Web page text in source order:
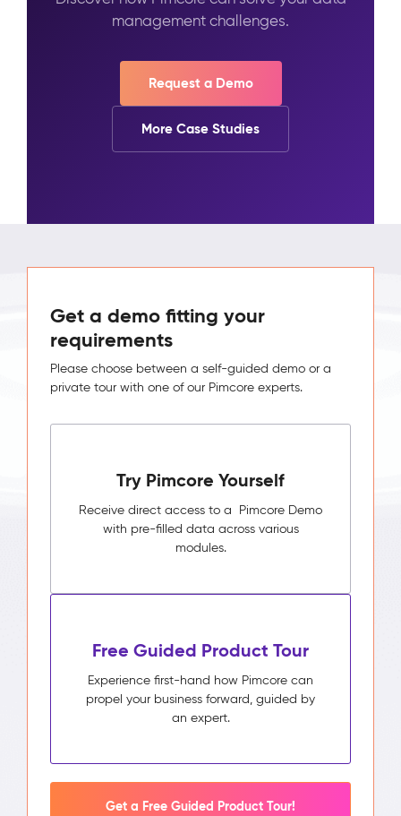
management challenges.
Request a Demo
More Case Studies
Get a demo fitting your
requirements
Please choose between a self-guided demo or a
private tour with one of our Pimcore experts.
Try Pimcore Yourself
Receive direct access to a Pimcore Demo
with pre-filled data across various
modules.
Free Guided Product Tour
Experience first-hand how Pimcore can
propel your business forward, guided by
an expert.
Get a Free Guided Product Tour!